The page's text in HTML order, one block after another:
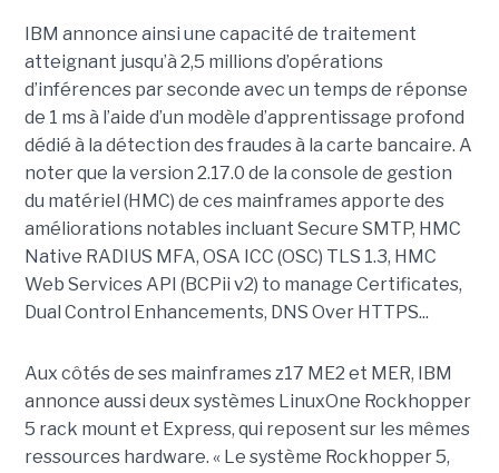
IBM annonce ainsi une capacité de traitement
atteignant jusqu’à 2,5 millions d’opérations
d’inférences par seconde avec un temps de réponse
de 1 ms à l’aide d’un modèle d’apprentissage profond
dédié à la détection des fraudes à la carte bancaire. A
noter que la version 2.17.0 de la console de gestion
du matériel (HMC) de ces mainframes apporte des
améliorations notables incluant Secure SMTP, HMC
Native RADIUS MFA, OSA ICC (OSC) TLS 1.3, HMC
Web Services API (BCPii v2) to manage Certificates,
Dual Control Enhancements, DNS Over HTTPS...
Aux côtés de ses mainframes z17 ME2 et MER, IBM
annonce aussi deux systèmes LinuxOne Rockhopper
5 rack mount et Express, qui reposent sur les mêmes
ressources hardware. « Le système Rockhopper 5,